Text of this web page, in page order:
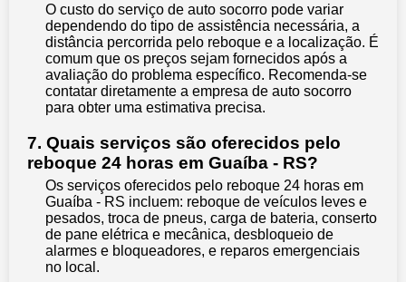
O custo do serviço de auto socorro pode variar
dependendo do tipo de assistência necessária, a
distância percorrida pelo reboque e a localização. É
comum que os preços sejam fornecidos após a
avaliação do problema específico. Recomenda-se
contatar diretamente a empresa de auto socorro
para obter uma estimativa precisa.
7. Quais serviços são oferecidos pelo
reboque 24 horas em Guaíba - RS?
Os serviços oferecidos pelo reboque 24 horas em
Guaíba - RS incluem: reboque de veículos leves e
pesados, troca de pneus, carga de bateria, conserto
de pane elétrica e mecânica, desbloqueio de
alarmes e bloqueadores, e reparos emergenciais
no local.